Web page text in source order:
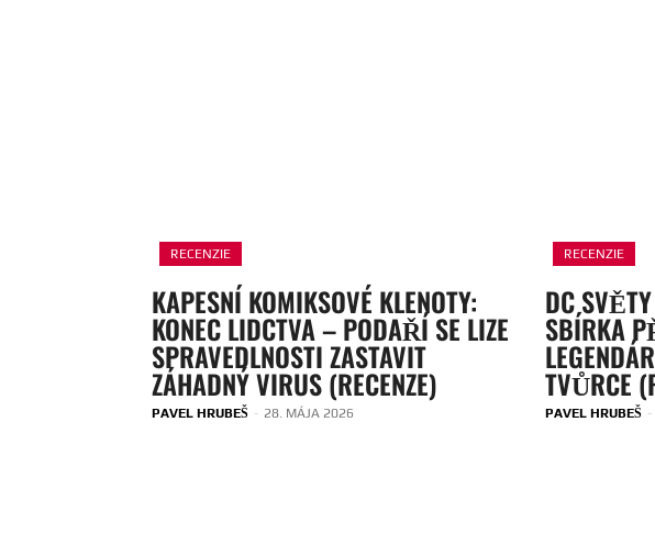
RECENZIE
KAPESNÍ KOMIKSOVÉ KLENOTY:
KONEC LIDCTVA – PODAŘÍ SE LIZE
SPRAVEDLNOSTI ZASTAVIT
ZÁHADNÝ VIRUS (RECENZE)
PAVEL HRUBEŠ - 28. MÁJA 2026
RECENZIE
DC
SBÍRKA
TVŮRCE
PAVEL HRUBEŠ -